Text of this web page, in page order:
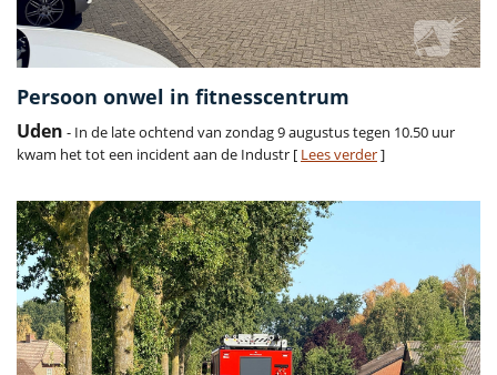
Persoon onwel in fitnesscentrum
Uden - In de late ochtend van zondag 9 augustus tegen 10.50 uur
kwam het tot een incident aan de Industr [ Lees verder]